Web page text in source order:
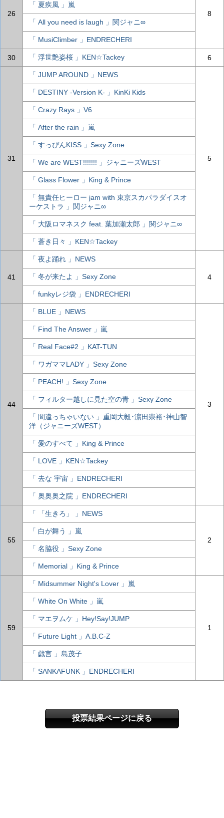
26 8
「 夏疾風 」嵐
「 All you need is laugh 」関ジャニ∞
「 MusiClimber 」ENDRECHERI
30 「 浮世艶姿桜 」KEN☆Tackey 6
31
「 JUMP AROUND 」NEWS
5
「 DESTINY -Version K- 」KinKi Kids
「 Crazy Rays 」V6
「 After the rain 」嵐
「 すっぴんKISS 」Sexy Zone
「 We are WEST!!!!!!! 」ジャニーズWEST
「 Glass Flower 」King & Prince
「 無責任ヒーロー jam with 東京スカパラダイスオ
ーケストラ 」関ジャニ∞
「 大阪ロマネスク feat. 葉加瀬太郎 」関ジャニ∞
「 蒼き日々 」KEN☆Tackey
41
「 夜よ踊れ 」NEWS
4
「 冬が来たよ 」Sexy Zone
「 funkyレジ袋 」ENDRECHERI
44
「 BLUE 」NEWS
3
「 Find The Answer 」嵐
「 Real Face#2 」KAT-TUN
「 ワガママLADY 」Sexy Zone
「 PEACH! 」Sexy Zone
「 フィルター越しに見た空の青 」Sexy Zone
「 間違っちゃいない 」重岡大毅･濵田崇裕･神山智
洋（ジャニーズWEST）
「 愛のすべて 」King & Prince
「 LOVE 」KEN☆Tackey
「 去な 宇宙 」ENDRECHERI
「 奥奥奥之院 」ENDRECHERI
55
「 「生きろ」 」NEWS
2
「 白が舞う 」嵐
「 名脇役 」Sexy Zone
「 Memorial 」King & Prince
59
「 Midsummer Night's Lover 」嵐
1
「 White On White 」嵐
「 マエヲムケ 」Hey!Say!JUMP
「 Future Light 」A.B.C-Z
「 戯言 」島茂子
「 SANKAFUNK 」ENDRECHERI
投票結果ページに戻る